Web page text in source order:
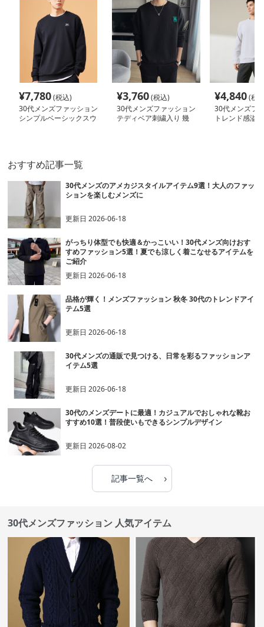
¥7,780(税込)
30代メンズファッション
シンプルベーシックスウ
¥3,760(税込)
30代メンズファッション
テディベア刺繍入り 幾
¥4,840(税
30代メンズフ
トレンド感溢
おすすめ記事一覧
30代メンズのアメカジスタイルアイテム9選！大人のファッ
ションを楽しむメンズに
更新日2026-06-18
がっちり体型でも快適＆かっこいい！30代メンズ向けおす
すめファッション5選！夏でも涼しく着こなせるアイテムを
ご紹介
更新日2026-06-18
品格が輝く！メンズファッション 秋冬 30代のトレンドアイ
テム5選
更新日2026-06-18
30代メンズの通販で見つける、日常を彩るファッションア
イテム5選
更新日2026-06-18
30代のメンズデートに最適！カジュアルでおしゃれな靴お
すすめ10選！普段使いもできるシンプルデザイン
更新日2026-08-02
記事一覧へ ›
30代メンズファッション 人気アイテム